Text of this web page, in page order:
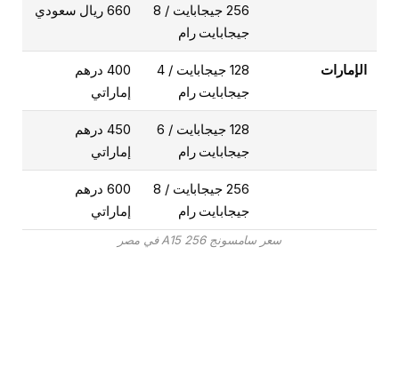
256 جيجابايت / 8
جيجابايت رام
660 ريال سعودي
الإمارات
128 جيجابايت / 4
جيجابايت رام
400 درهم
إماراتي
128 جيجابايت / 6
جيجابايت رام
450 درهم
إماراتي
256 جيجابايت / 8
جيجابايت رام
600 درهم
إماراتي
سعر سامسونج A15 256 في مصر